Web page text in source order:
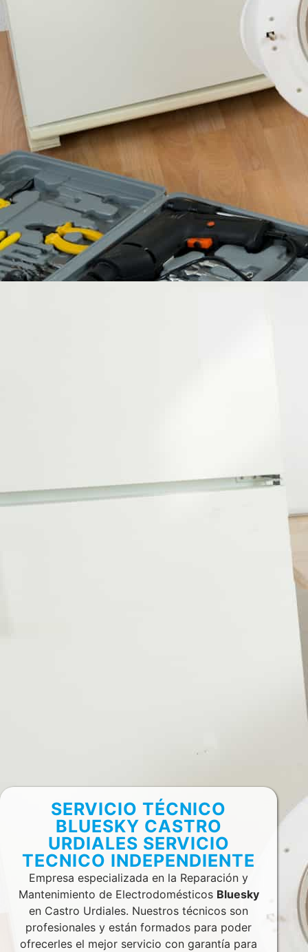
SERVICIO TÉCNICO
BLUESKY CASTRO
URDIALES SERVICIO
TECNICO INDEPENDIENTE
Empresa especializada en la Reparación y
Mantenimiento de Electrodomésticos Bluesky
en Castro Urdiales. Nuestros técnicos son
profesionales y están formados para poder
ofrecerles el mejor servicio con garantía para